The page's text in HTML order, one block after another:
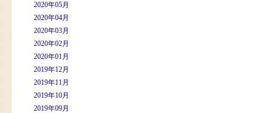
2020年05月
2020年04月
2020年03月
2020年02月
2020年01月
2019年12月
2019年11月
2019年10月
2019年09月